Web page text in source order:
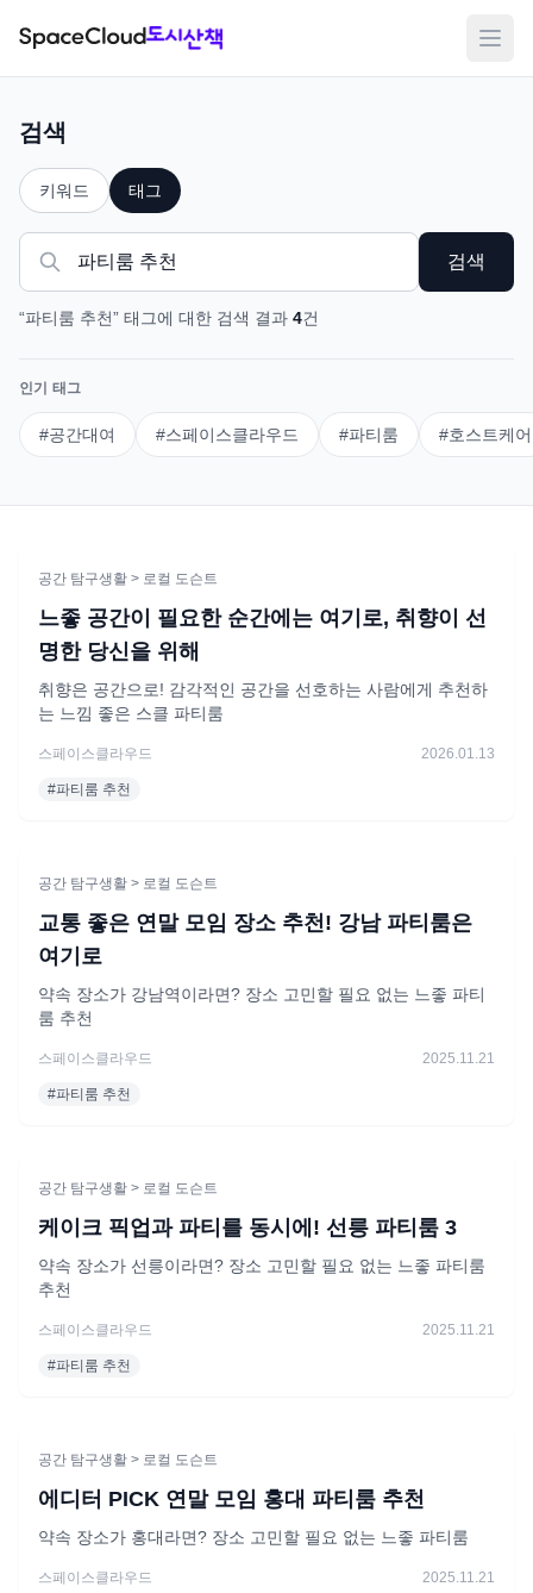
메뉴
검색
키워드 태그
검색
“파티룸 추천” 태그에 대한 검색 결과 4건
인기 태그
#공간대여 #스페이스클라우드 #파티룸 #호스트케어
공간 탐구생활 > 로컬 도슨트
느좋 공간이 필요한 순간에는 여기로, 취향이 선
명한 당신을 위해
취향은 공간으로! 감각적인 공간을 선호하는 사람에게 추천하
는 느낌 좋은 스클 파티룸
스페이스클라우드 2026.01.13
#파티룸 추천
공간 탐구생활 > 로컬 도슨트
교통 좋은 연말 모임 장소 추천! 강남 파티룸은
여기로
약속 장소가 강남역이라면? 장소 고민할 필요 없는 느좋 파티
룸 추천
스페이스클라우드 2025.11.21
#파티룸 추천
공간 탐구생활 > 로컬 도슨트
케이크 픽업과 파티를 동시에! 선릉 파티룸 3
약속 장소가 선릉이라면? 장소 고민할 필요 없는 느좋 파티룸
추천
스페이스클라우드 2025.11.21
#파티룸 추천
공간 탐구생활 > 로컬 도슨트
에디터 PICK 연말 모임 홍대 파티룸 추천
약속 장소가 홍대라면? 장소 고민할 필요 없는 느좋 파티룸
스페이스클라우드 2025.11.21